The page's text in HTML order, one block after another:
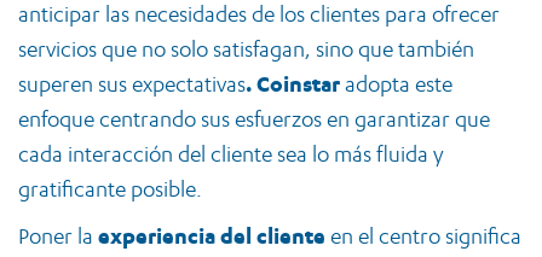
anticipar las necesidades de los clientes para ofrecer
servicios que no solo satisfagan, sino que también
superen sus expectativas. Coinstaradopta este
enfoque centrando sus esfuerzos en garantizar que
cada interacción del cliente sea lo más fluida y
gratificante posible.
Poner la experiencia del cliente en el centro significa